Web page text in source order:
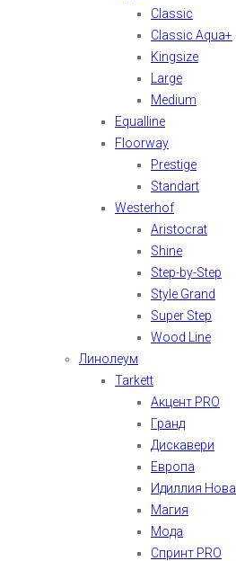
Classic
Classic Aqua+
Kingsize
Large
Medium
Equalline
Floorway
Prestige
Standart
Westerhof
Aristocrat
Shine
Step-by-Step
Style Grand
Super Step
Wood Line
Линолеум
Tarkett
Акцент PRO
Гранд
Дискавери
Европа
Идиллия Нова
Магия
Мода
Спринт PRO